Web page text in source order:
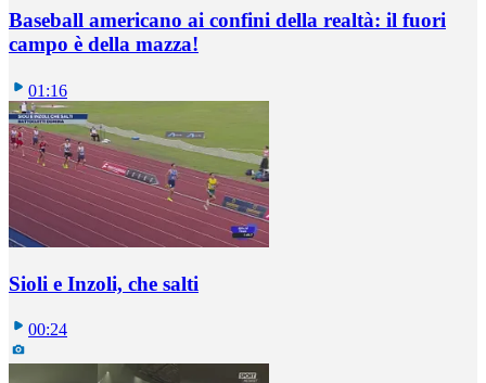
Baseball americano ai confini della realtà: il fuori
campo è della mazza!
01:16
Sioli e Inzoli, che salti
00:24